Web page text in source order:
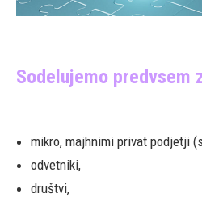
Sodelujemo predvsem
mikro, majhnimi privat podjetji
odvetniki,
društvi,